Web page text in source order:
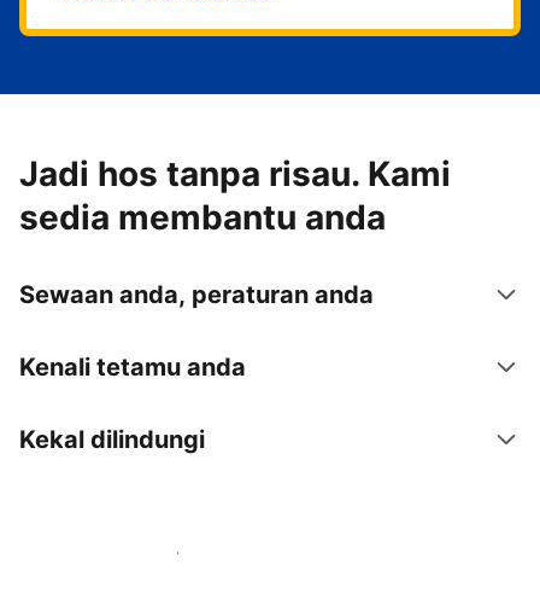
Jadi hos tanpa risau. Kami
sedia membantu anda
Sewaan anda, peraturan anda
Kenali tetamu anda
Kekal dilindungi
Jadi hos bersama kami hari ini